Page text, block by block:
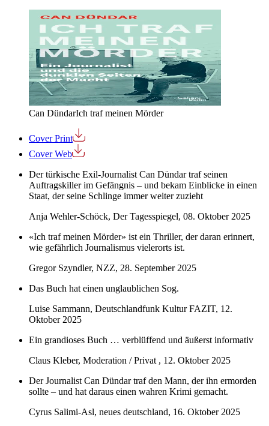
Can DündarIch traf meinen Mörder
Cover Print
Cover Web
Der türkische Exil-Journalist Can Dündar traf seinen
Auftragskiller im Gefängnis – und bekam Einblicke in einen
Staat, der seine Schlinge immer weiter zuzieht
Anja Wehler-Schöck, Der Tagesspiegel, 08. Oktober 2025
«Ich traf meinen Mörder» ist ein Thriller, der daran erinnert,
wie gefährlich Journalismus vielerorts ist.
Gregor Szyndler, NZZ, 28. September 2025
Das Buch hat einen unglaublichen Sog.
Luise Sammann, Deutschlandfunk Kultur FAZIT, 12.
Oktober 2025
Ein grandioses Buch … verblüffend und äußerst informativ
Claus Kleber, Moderation / Privat , 12. Oktober 2025
Der Journalist Can Dündar traf den Mann, der ihn ermorden
sollte – und hat daraus einen wahren Krimi gemacht.
Cyrus Salimi-Asl, neues deutschland, 16. Oktober 2025